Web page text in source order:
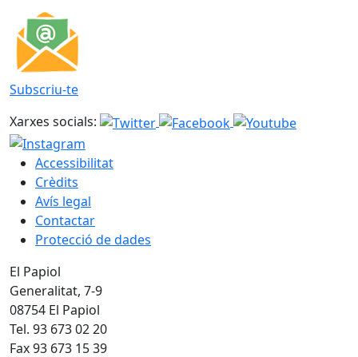
Subscriu-te
Xarxes socials:
Accessibilitat
Crèdits
Avís legal
Contactar
Protecció de dades
El Papiol
Generalitat, 7-9
08754 El Papiol
Tel. 93 673 02 20
Fax 93 673 15 39